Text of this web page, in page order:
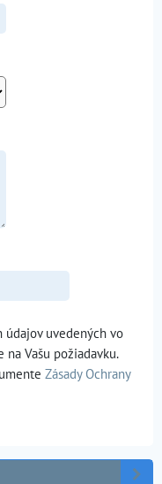
údajov uvedených vo
Vašu požiadavku.
Zásady Ochrany